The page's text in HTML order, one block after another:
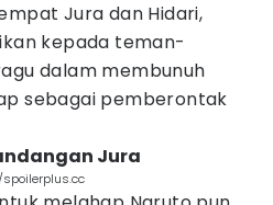
Jura dan Hidari,
kepada teman-
dalam membunuh
sebagai pemberontak
Jura